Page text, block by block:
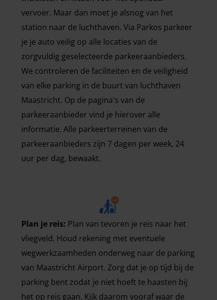
vervoer. Maar dan moet je alsnog van het
station naar de luchthaven. Via Parkos parkeer
je je auto veilig op alle locaties van de
zorgvuldig geselecteerde parkeeraanbieders.
We controleren de faciliteiten en de veiligheid
van elke parking in de buurt van luchthaven
Maastricht. Op de pagina's van de
parkeeraanbieder vind je hierover alle
informatie. Alle parkeerterreinen van de
parkeeraanbieders zijn 7 dagen per week, 24
uur per dag, bewaakt.
Plan je reis: Plan van tevoren je reis naar het
vliegveld. Houd rekening met eventuele
wegwerkzaamheden onderweg naar de parking
van Maastricht Airport. Zorg dat je op tijd bij de
parking bent zodat je niet hoeft te haasten bij
het op reis gaan. Kijk daarom vooraf waar de